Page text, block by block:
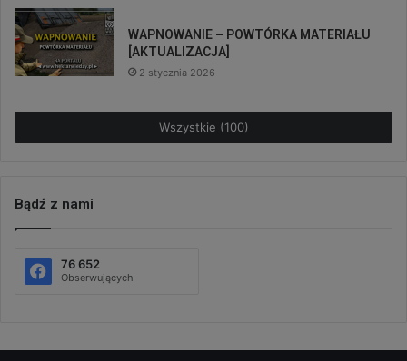
WAPNOWANIE – POWTÓRKA MATERIAŁU
[AKTUALIZACJA]
2 stycznia 2026
Wszystkie (100)
Bądź z nami
76 652
Obserwujących